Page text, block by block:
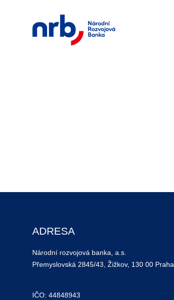
ADRESA
Národní rozvojová banka, a.s.
Přemyslovská 2845/43, Žižkov, 130 00
IČO: 44848943